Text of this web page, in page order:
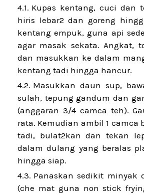
Kupas kentang, cuci dan
hiris lebar2 dan goreng
kentang empuk, guna api
agar masak sekata. Angkat,
dan masukkan ke dalam
kentang tadi hingga hancur.
Masukkan daun sup,
sulah, tepung gandum dan
(anggaran 3/4 camca teh).
rata. Kemudian ambil 1 camca
tadi, bulat2kan dan tekan
dalam dulang yang beralas
hingga siap.
Panaskan sedikit minyak
(che mat guna non stick